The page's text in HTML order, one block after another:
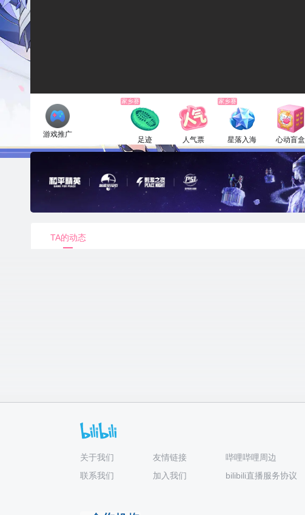
游戏推广
家乡赛
足迹
1电池
人气票
1电池
家乡赛
星落入海
6660电池
心动盲盒
150电池
TA的动态
关于我们 友情链接
哔哩哔哩周边
联系我们
加入我们 bilibili直播服务协议